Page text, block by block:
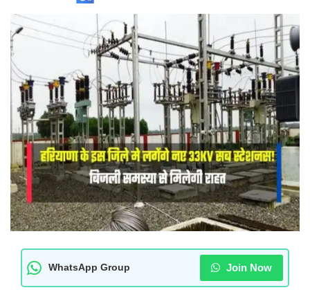
WhatsApp Group Join Now